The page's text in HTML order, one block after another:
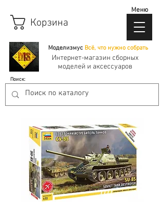
Моделизмус Всё, что нужно собрать
Корзина
Интернет-магазин сборных
моделей и аксессуаров
Поиск:
Меню